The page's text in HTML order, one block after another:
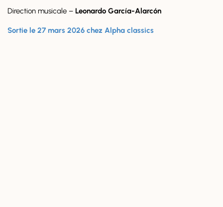
Direction musicale – Leonardo García-Alarcón
Sortie le 27 mars 2026 chez Alpha classics